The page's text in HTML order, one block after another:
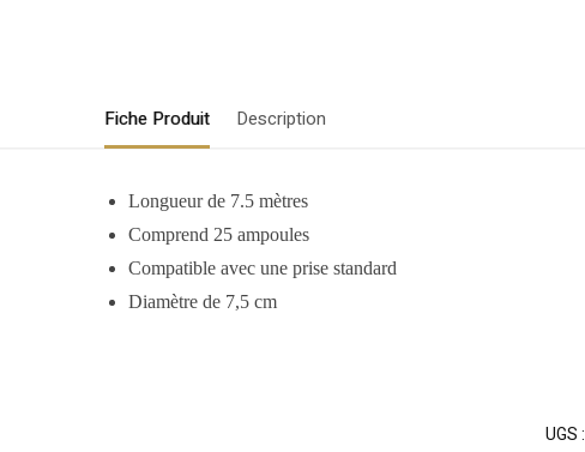
Fiche Produit Description
Longueur de 7.5 mètres
Comprend 25 ampoules
Compatible avec une prise standard
Diamètre de 7,5 cm
UGS :